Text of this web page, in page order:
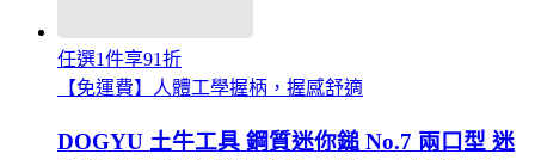
任選1件享91折
【免運費】人體工學握柄，握感舒適
DOGYU 土牛工具 鋼質迷你鎚 No.7 兩口型 迷